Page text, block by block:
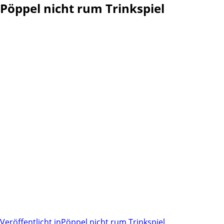
Pöppel nicht rum Trinkspiel